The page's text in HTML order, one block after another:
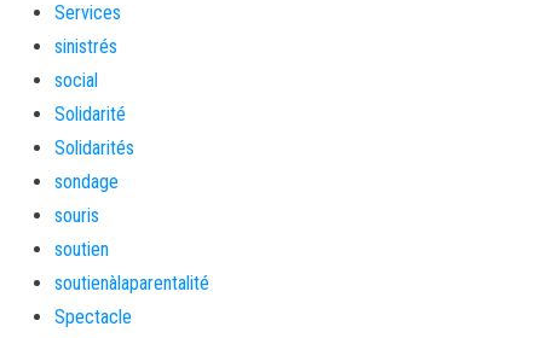
Services
sinistrés
social
Solidarité
Solidarités
sondage
souris
soutien
soutienàlaparentalité
Spectacle